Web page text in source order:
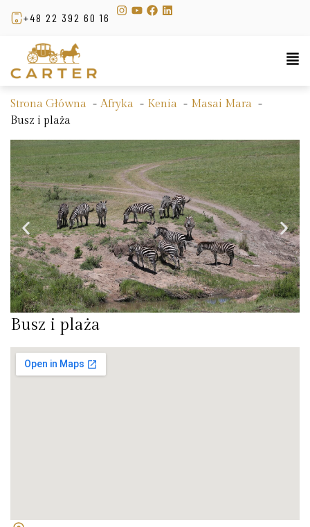
+48 22 392 60 16
Strona Główna Afryka Kenia
Masai Mara
Busz i plaża
Busz i plaża